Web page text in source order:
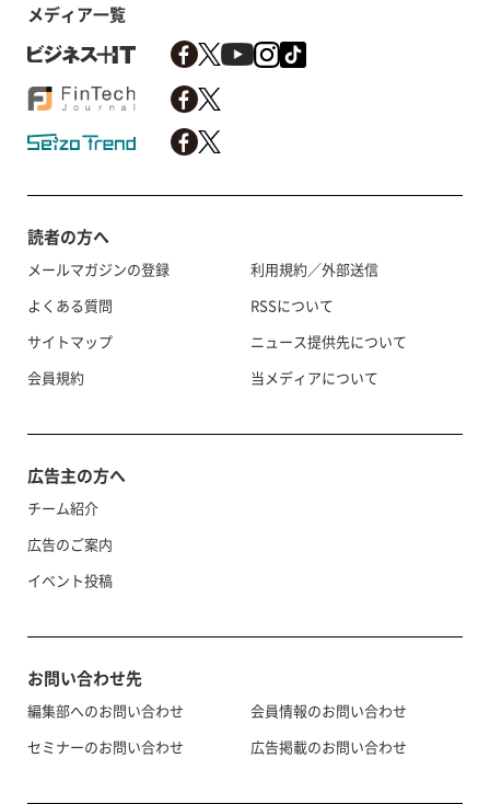
メディア一覧
読者の方へ
メールマガジンの登録
よくある質問
サイトマップ
会員規約
利用規約／外部送信
RSSについて
ニュース提供先について
当メディアについて
広告主の方へ
チーム紹介
広告のご案内
イベント投稿
お問い合わせ先
編集部へのお問い合わせ
セミナーのお問い合わせ
会員情報のお問い合わせ
広告掲載のお問い合わせ